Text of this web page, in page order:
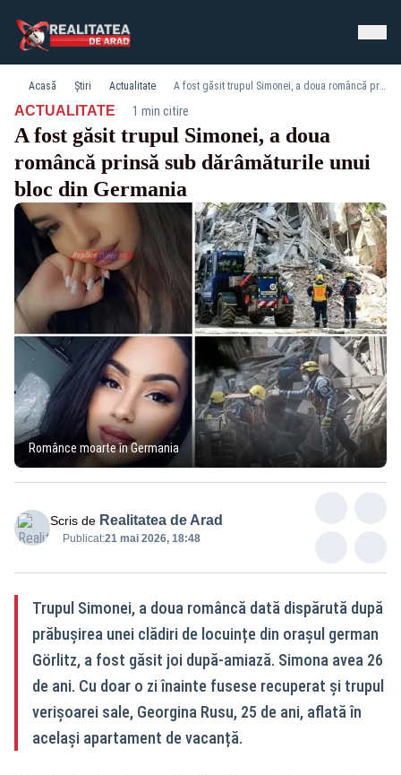
Acasă Știri Actualitate A fost găsit trupul Simonei, a doua româncă prinsă sub dărâmăturile unui bloc din Germania
ACTUALITATE· 1 min citire
A fost găsit trupul Simonei, a doua
româncă prinsă sub dărâmăturile unui
bloc din Germania
Românce moarte în Germania
Scris de Realitatea de Arad
Publicat:21 mai 2026, 18:48
Trupul Simonei, a doua româncă dată dispărută după
prăbușirea unei clădiri de locuințe din orașul german
Görlitz, a fost găsit joi după-amiază. Simona avea 26
de ani. Cu doar o zi înainte fusese recuperat și trupul
verișoarei sale, Georgina Rusu, 25 de ani, aflată în
același apartament de vacanță.